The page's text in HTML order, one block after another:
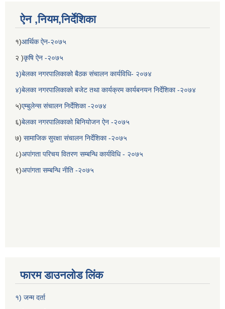
ऐन ,नियम,निर्देशिका
१)आर्थिक ऐन-२०७५
२ )कृषि ऐन -२०७५
३)बेलका नगरपालिकाको बैठक संचालन कार्यविधि- २०७४
४)बेलका नगरपालिकाको बजेट तथा कार्यक्रम कार्यबनयन निर्देशिका -२०७४
५)एम्बुलेन्स संचालन निर्देशिका -२०७४
६)बेलका नगरपालिकाको बिनियोजन ऐन -२०७५
७) सामाजिक सुरक्षा संचालन निर्देशिका -२०७५
८)अपांगता परिचय वितरण सम्बन्धि कार्यविधि - २०७५
९)अपांगता सम्बन्धि नीति -२०७५
फारम डाउनलोड लिंक
१) जन्म दर्ता